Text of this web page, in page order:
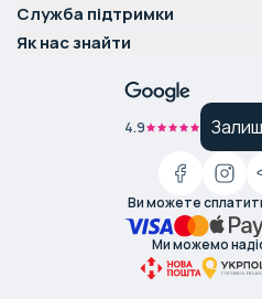
Служба підтримки
Як нас знайти
4.9
Ви можете
Ми можемо